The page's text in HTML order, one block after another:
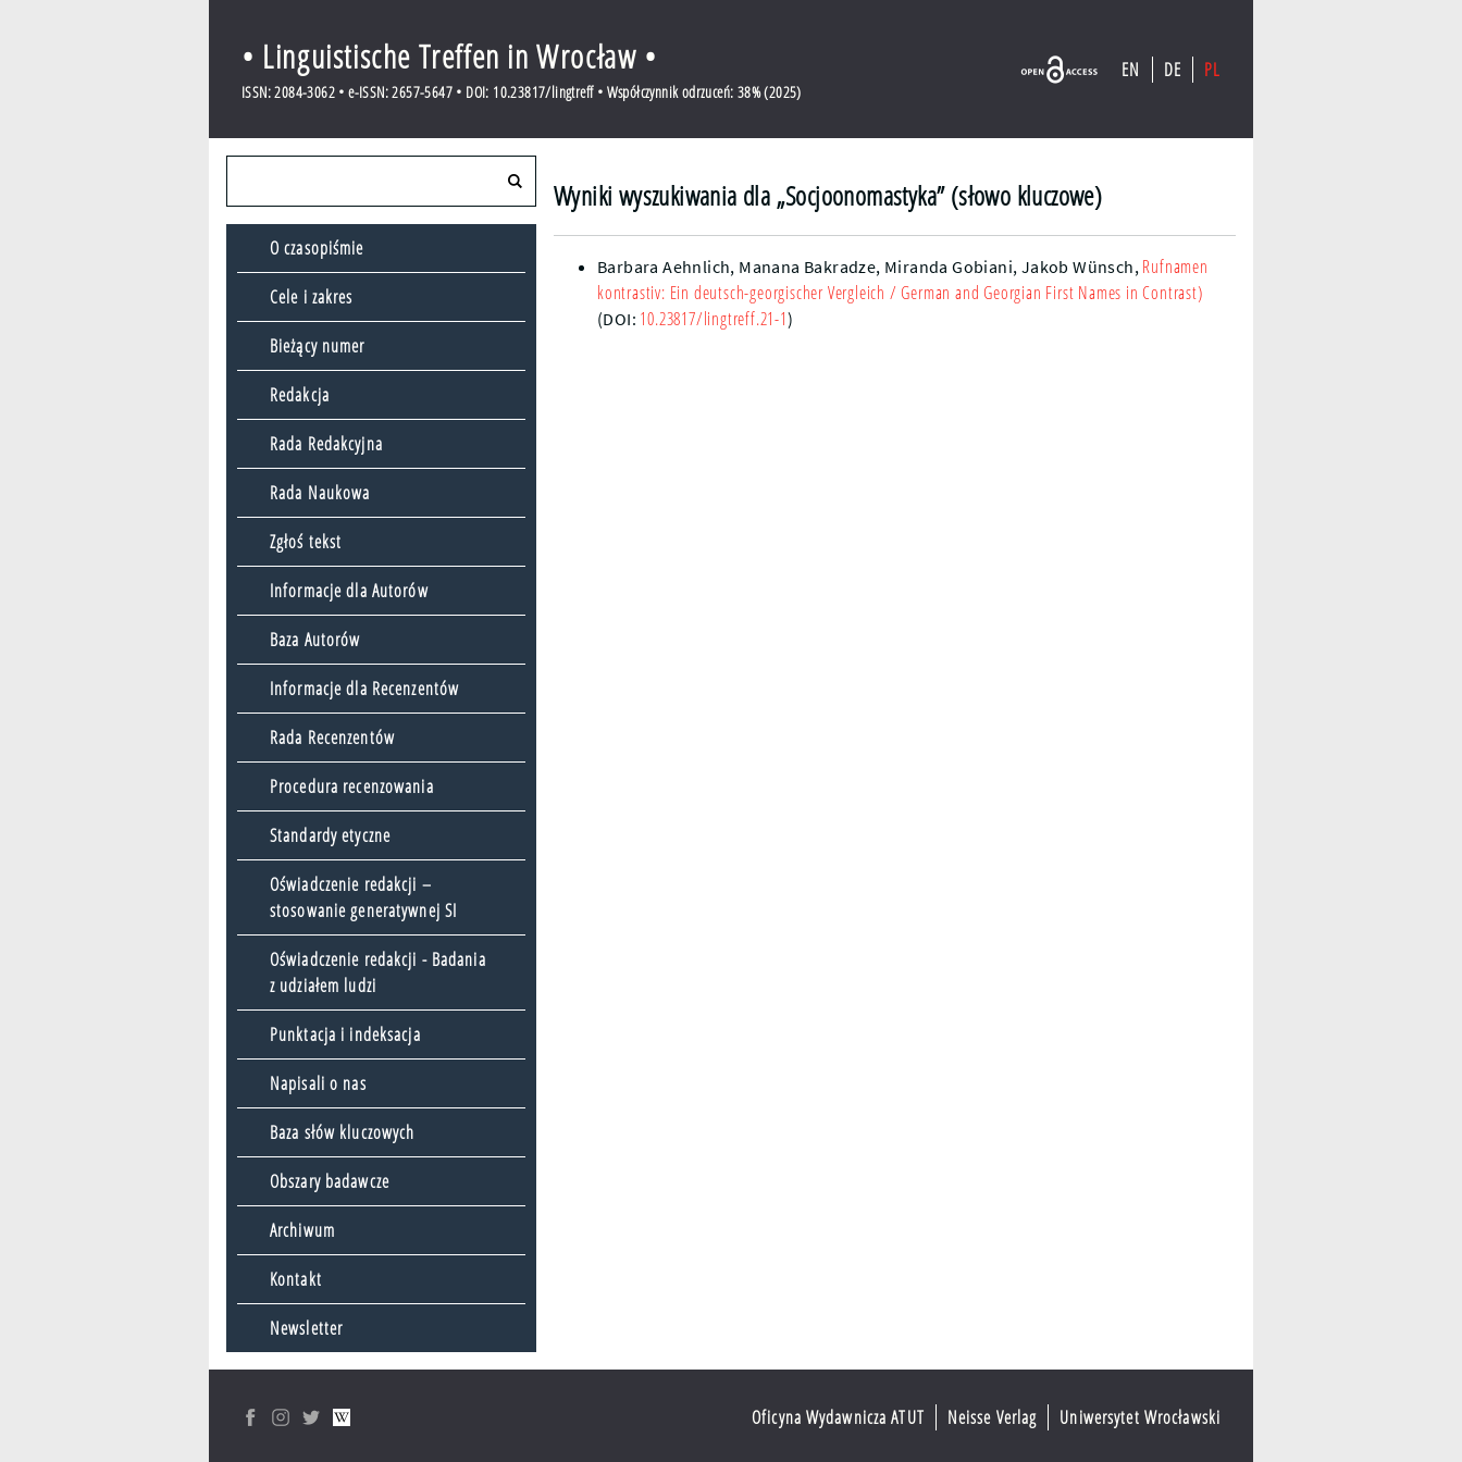
• Linguistische Treffen in Wrocław •
ISSN: 2084-3062 • e-ISSN: 2657-5647 • DOI: 10.23817/lingtreff • Współczynnik odrzuceń: 38% (2025)
EN DE PL
O czasopiśmie
Cele i zakres
Bieżący numer
Redakcja
Rada Redakcyjna
Rada Naukowa
Zgłoś tekst
Informacje dla Autorów
Baza Autorów
Informacje dla Recenzentów
Rada Recenzentów
Procedura recenzowania
Standardy etyczne
Oświadczenie redakcji –
stosowanie generatywnej SI
Oświadczenie redakcji - Badania
z udziałem ludzi
Punktacja i indeksacja
Napisali o nas
Baza słów kluczowych
Obszary badawcze
Archiwum
Kontakt
Newsletter
Wyniki wyszukiwania dla „Socjoonomastyka” (słowo kluczowe)
Barbara Aehnlich, Manana Bakradze, Miranda Gobiani, Jakob Wünsch, Rufnamen
kontrastiv: Ein deutsch-georgischer Vergleich / German and Georgian First Names in Contrast)
(DOI: 10.23817/lingtreff.21-1)
Oficyna Wydawnicza ATUT Neisse Verlag Uniwersytet Wrocławski